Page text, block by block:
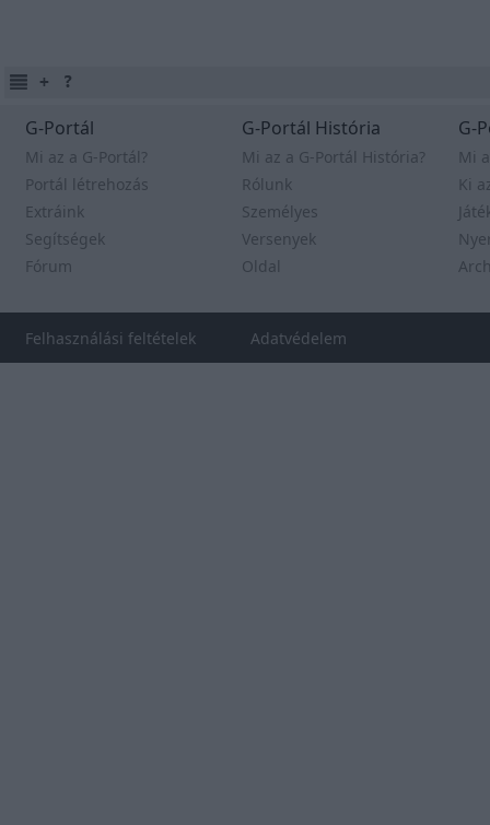
G-Portál
Mi az a G-Portál?
Portál létrehozás
Extráink
Segítségek
Fórum
G-Portál História
Mi az a G-Portál História?
Rólunk
Személyes
Versenyek
Oldal
G-
Mi
Ki
Felhasználási feltételek Adatvédelem